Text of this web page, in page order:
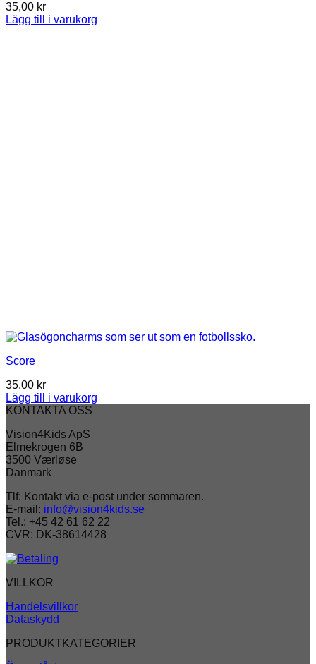
35,00 kr
Lägg till i varukorg
Score
35,00 kr
Lägg till i varukorg
KONTAKTA OSS
Vision4Kids ApS
Elmekrogen 6B
3500 Værløse
Danmark
Tlf: Kontakt via e-post under sommaren.
E-mail: info@vision4kids.se
Tel.: +45 42 61 62 22
CVR: DK-38614428
VILLKOR
Handelsvillkor
Dataskydd
PRODUKTKATEGORIER